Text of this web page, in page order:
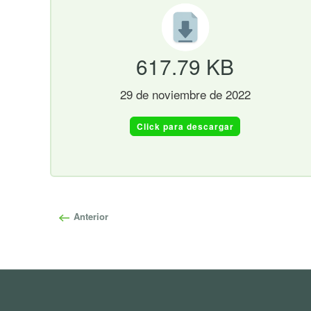
617.79 KB
29 de noviembre de 2022
Click para descargar
Anterior